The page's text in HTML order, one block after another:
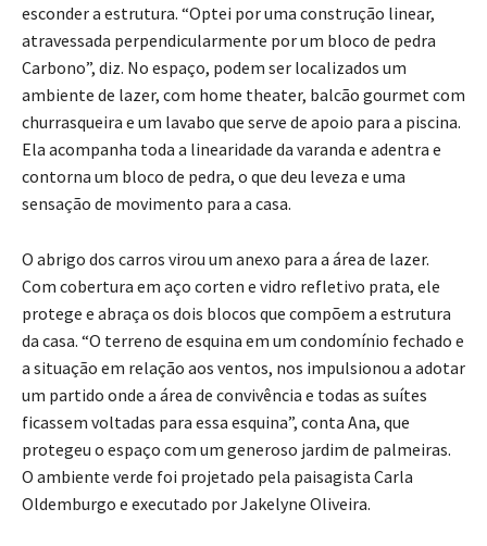
esconder a estrutura. “Optei por uma construção linear,
atravessada perpendicularmente por um bloco de pedra
Carbono”, diz. No espaço, podem ser localizados um
ambiente de lazer, com home theater, balcão gourmet com
churrasqueira e um lavabo que serve de apoio para a piscina.
Ela acompanha toda a linearidade da varanda e adentra e
contorna um bloco de pedra, o que deu leveza e uma
sensação de movimento para a casa.
O abrigo dos carros virou um anexo para a área de lazer.
Com cobertura em aço corten e vidro refletivo prata, ele
protege e abraça os dois blocos que compõem a estrutura
da casa. “O terreno de esquina em um condomínio fechado e
a situação em relação aos ventos, nos impulsionou a adotar
um partido onde a área de convivência e todas as suítes
ficassem voltadas para essa esquina”, conta Ana, que
protegeu o espaço com um generoso jardim de palmeiras.
O ambiente verde foi projetado pela paisagista Carla
Oldemburgo e executado por Jakelyne Oliveira.